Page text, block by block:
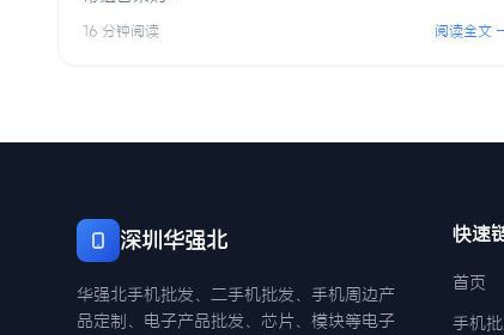
16 分钟阅读 阅读全文
深圳华强北
华强北手机批发、二手机批发、手机周边产
品定制、电子产品批发、芯片、模块等电子
快速
首页
手机